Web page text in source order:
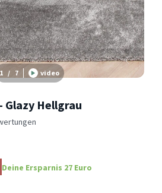
1 / 7 video
Glazy Hellgrau
Deine Ersparnis 27 Euro